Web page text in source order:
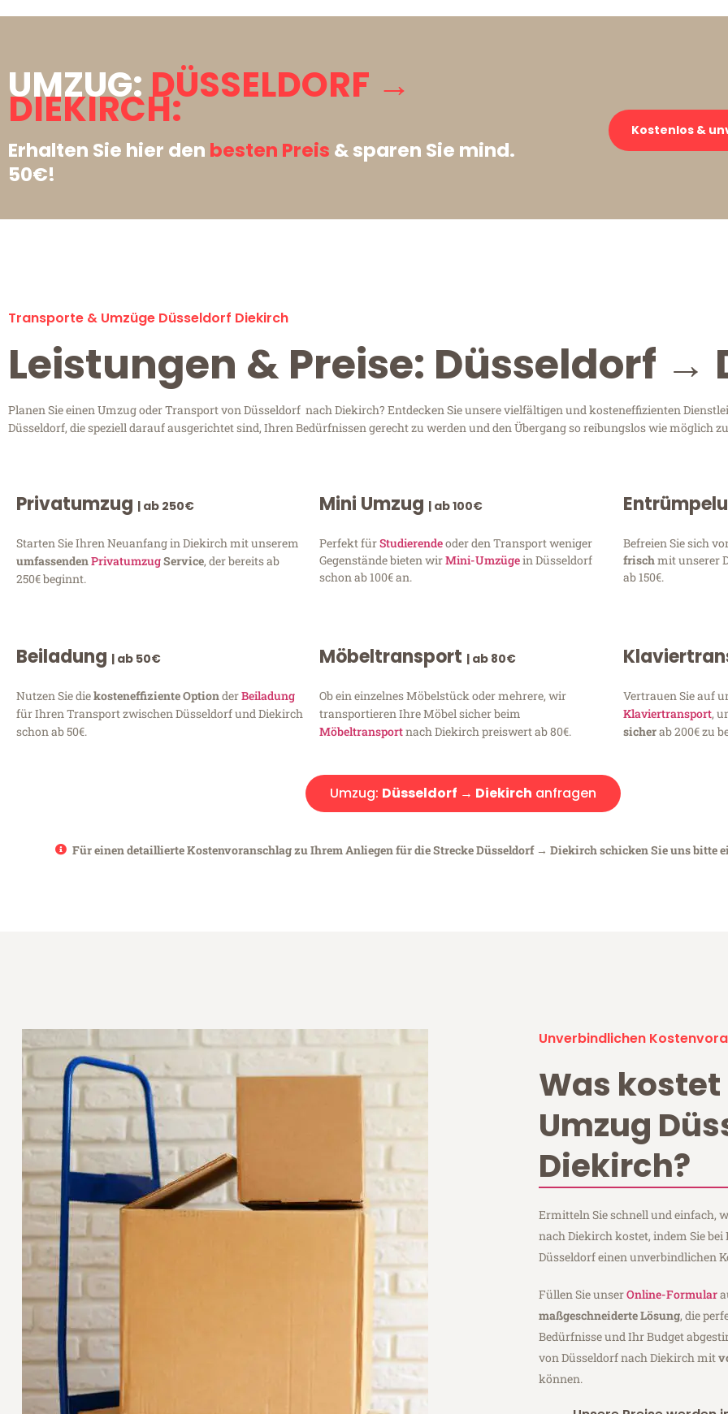
UMZUG:DÜSSELDORF →
DIEKIRCH:
Erhalten Sie hier den besten Preis & sparen Sie mind.
50€!
Kostenlos &
Transporte & Umzüge Düsseldorf Diekirch
Leistungen & Preise: Düsseldorf →
Planen Sie einen Umzug oder Transport von Düsseldorf nach Diekirch? Entdecken Sie unsere vielfältigen und kosteneffizienten
Düsseldorf, die speziell darauf ausgerichtet sind, Ihren Bedürfnissen gerecht zu werden und den Übergang so reibungslos wie möglich
Privatumzug | ab 250€
Starten Sie Ihren Neuanfang in Diekirch mit unserem
umfassendenPrivatumzugService, der bereits ab
250€ beginnt.
Mini Umzug | ab 100€
Perfekt fürStudierendeoder den Transport weniger
Gegenstände bieten wirMini-Umzügein Düsseldorf
schon ab 100€ an.
Befreien Sie sich
frischmit unserer
ab 150€.
Beiladung | ab 50€
Nutzen Sie diekosteneffiziente OptionderBeiladung
für Ihren Transport zwischen Düsseldorf und Diekirch
schon ab 50€.
Möbeltransport | ab 80€
Ob ein einzelnes Möbelstück oder mehrere, wir
transportieren Ihre Möbel sicher beim
Möbeltransportnach Diekirch preiswert ab 80€.
Vertrauen Sie auf
Klaviertransport,
sicherab 200€ zu
Umzug: Düsseldorf → Diekirch anfragen
Für einen detaillierte Kostenvoranschlag zu Ihrem Anliegen für die Strecke Düsseldorf → Diekirch schicken Sie uns bitte
Unverbindlichen
Was kostet
Umzug
Diekirch?
Ermitteln Sie schnell und einfach,
nach Diekirch kostet, indem Sie
Düsseldorf einen unverbindlichen
Füllen Sie unserOnline-Formular
maßgeschneiderte Lösung, die
Bedürfnisse und Ihr Budget
von Düsseldorf nach Diekirch mit
können.